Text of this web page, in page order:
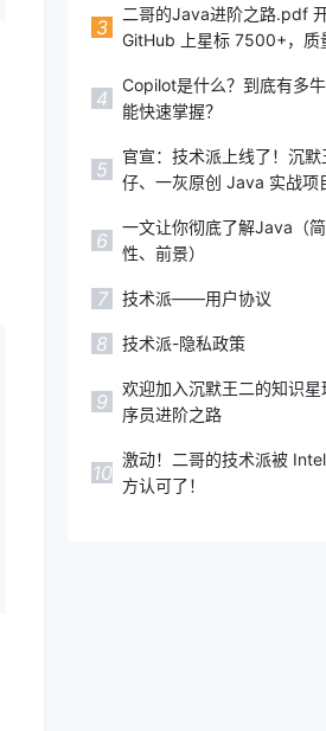
2022,IDEA注册码,IDEA永
解,Pycharm激活码
3
二哥的Java进阶之路.pdf 开
GitHub 上星标 7500+，质
4
Copilot是什么？到底有多
能快速掌握？
5
官宣：技术派上线了！沉
仔、一灰原创 Java 实战项
6
一文让你彻底了解Java（
性、前景）
7 技术派——用户协议
8 技术派-隐私政策
9
欢迎加入沉默王二的知识
序员进阶之路
10
激动！二哥的技术派被
方认可了！